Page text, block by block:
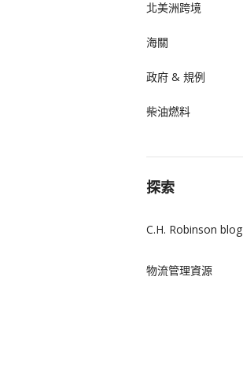
北美洲跨境
海關
政府 & 規例
柴油燃料
探索
C.H. Robinson blog
物流管理資源